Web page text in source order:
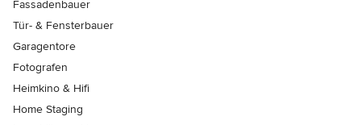
Fassadenbauer
Tür- & Fensterbauer
Garagentore
Fotografen
Heimkino & Hifi
Home Staging